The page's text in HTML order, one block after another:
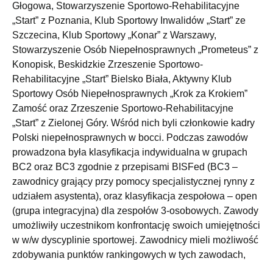
Głogowa, Stowarzyszenie Sportowo-Rehabilitacyjne
„Start” z Poznania, Klub Sportowy Inwalidów „Start” ze
Szczecina, Klub Sportowy „Konar” z Warszawy,
Stowarzyszenie Osób Niepełnosprawnych „Prometeus” z
Konopisk, Beskidzkie Zrzeszenie Sportowo-
Rehabilitacyjne „Start” Bielsko Biała, Aktywny Klub
Sportowy Osób Niepełnosprawnych „Krok za Krokiem”
Zamość oraz Zrzeszenie Sportowo-Rehabilitacyjne
„Start” z Zielonej Góry. Wśród nich byli członkowie kadry
Polski niepełnosprawnych w bocci. Podczas zawodów
prowadzona była klasyfikacja indywidualna w grupach
BC2 oraz BC3 zgodnie z przepisami BISFed (BC3 –
zawodnicy grający przy pomocy specjalistycznej rynny z
udziałem asystenta), oraz klasyfikacja zespołowa – open
(grupa integracyjna) dla zespołów 3-osobowych. Zawody
umożliwiły uczestnikom konfrontację swoich umiejętności
w w/w dyscyplinie sportowej. Zawodnicy mieli możliwość
zdobywania punktów rankingowych w tych zawodach,